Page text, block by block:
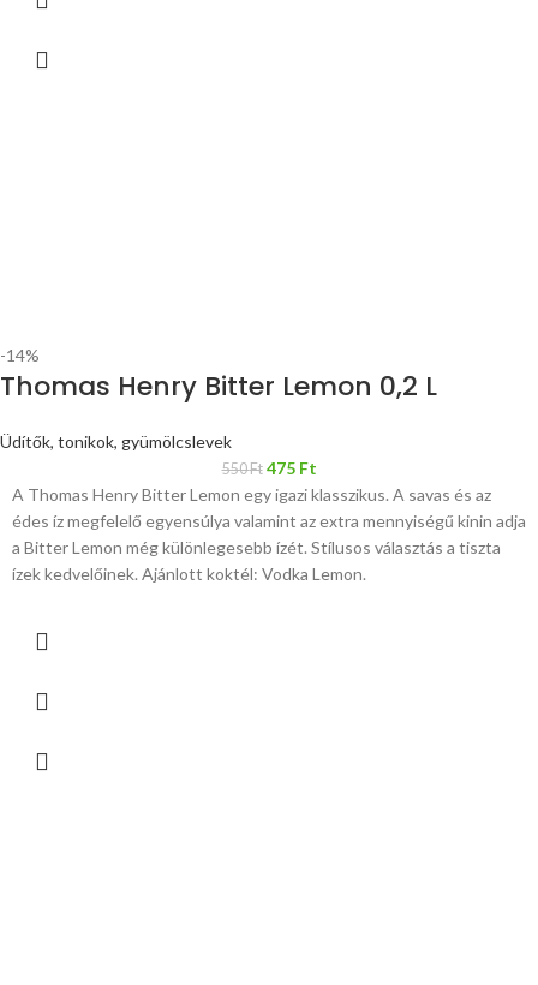
-14%
Thomas Henry Bitter Lemon 0,2 L
Üdítők, tonikok, gyümölcslevek
550Ft 475 Ft
A Thomas Henry Bitter Lemon egy igazi klasszikus. A savas és az
édes íz megfelelő egyensúlya valamint az extra mennyiségű kinin adja
a Bitter Lemon még különlegesebb ízét. Stílusos választás a tiszta
ízek kedvelőinek. Ajánlott koktél: Vodka Lemon.